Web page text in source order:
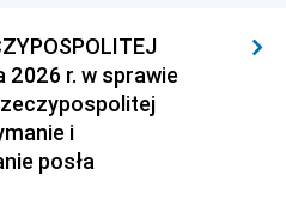
2026 r. w sprawie
i
posła